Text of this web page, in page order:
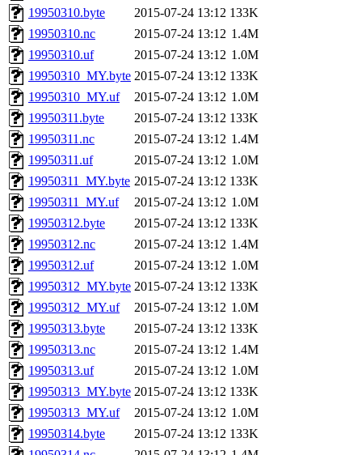
19950310.byte
2015-07-24 13:12 133K
19950310.nc
2015-07-24 13:12 1.4M
19950310.uf
2015-07-24 13:12 1.0M
19950310_MY.byte 2015-07-24 13:12 133K
19950310_MY.uf
2015-07-24 13:12 1.0M
19950311.byte
2015-07-24 13:12 133K
19950311.nc
2015-07-24 13:12 1.4M
19950311.uf
2015-07-24 13:12 1.0M
19950311_MY.byte 2015-07-24 13:12 133K
19950311_MY.uf
2015-07-24 13:12 1.0M
19950312.byte
2015-07-24 13:12 133K
19950312.nc
2015-07-24 13:12 1.4M
19950312.uf
2015-07-24 13:12 1.0M
19950312_MY.byte 2015-07-24 13:12 133K
19950312_MY.uf
2015-07-24 13:12 1.0M
19950313.byte
2015-07-24 13:12 133K
19950313.nc
2015-07-24 13:12 1.4M
19950313.uf
2015-07-24 13:12 1.0M
19950313_MY.byte 2015-07-24 13:12 133K
19950313_MY.uf
2015-07-24 13:12 1.0M
19950314.byte
2015-07-24 13:12 133K